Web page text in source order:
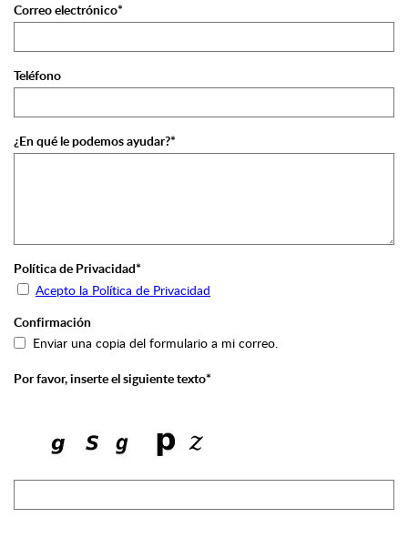
Correo electrónico*
Teléfono
¿En qué le podemos ayudar?*
Política de Privacidad*
Acepto la Política de Privacidad
Confirmación
Enviar una copia del formulario a mi correo.
Por favor, inserte el siguiente texto*